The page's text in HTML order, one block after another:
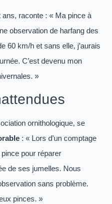
raconte : « Ma pince à
observation de harfang des
60 km/h et sans elle, j’aurais
C’est devenu mon
»
ornithologique, se
: « Lors d’un comptage
pour réparer
de ses jumelles. Nous
sans problème.
pinces. »